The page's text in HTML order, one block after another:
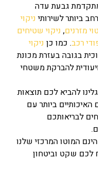
מתקדמת גבעת עדה
ביותר לשירותי ניקוי
מזרנים, ניקוי שטיחים
רכב. כמו כן ניקוי
בגובה בעזרת מכונת
להברקת משטחי
להביא לכם תוצאות
ביותר עם
לבריאותכם
המוטו המרכזי שלנו
לכם שקט וביטחון